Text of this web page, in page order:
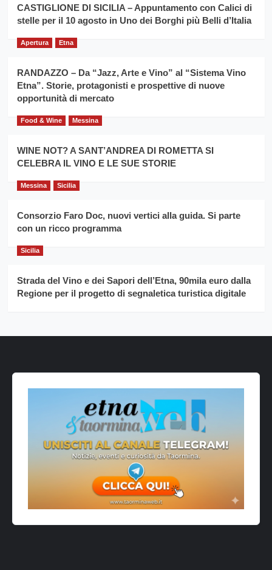
la
filiera
grano
per
il
anno
Franco
Caruso
CASTIGLIONE DI SICILIA – Appuntamento con Calici di
stelle per il 10 agosto in Uno dei Borghi più Belli d’Italia
Apertura Etna
RANDAZZO – Da “Jazz, Arte e Vino” al “Sistema Vino
Etna”. Storie, protagonisti e prospettive di nuove
opportunità di mercato
Food & Wine Messina
WINE NOT? A SANT’ANDREA DI ROMETTA SI
CELEBRA IL VINO E LE SUE STORIE
Messina Sicilia
Consorzio Faro Doc, nuovi vertici alla guida. Si parte
con un ricco programma
Sicilia
Strada del Vino e dei Sapori dell’Etna, 90mila euro dalla
Regione per il progetto di segnaletica turistica digitale